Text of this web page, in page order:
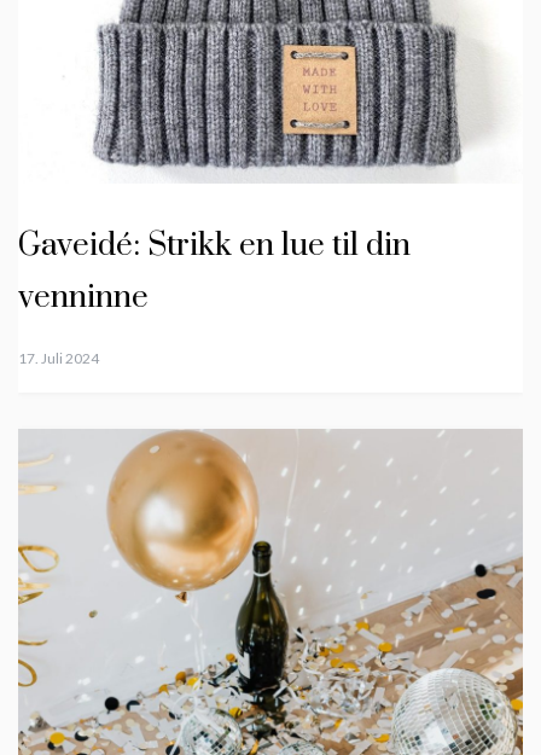
Gaveidé: Strikk en lue til din
venninne
17. Juli 2024